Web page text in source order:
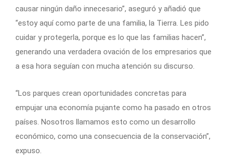
causar ningún daño innecesario”, aseguró y añadió que
“estoy aquí como parte de una familia, la Tierra. Les pido
cuidar y protegerla, porque es lo que las familias hacen”,
generando una verdadera ovación de los empresarios que
a esa hora seguían con mucha atención su discurso.
“Los parques crean oportunidades concretas para
empujar una economía pujante como ha pasado en otros
países. Nosotros llamamos esto como un desarrollo
económico, como una consecuencia de la conservación”,
expuso.